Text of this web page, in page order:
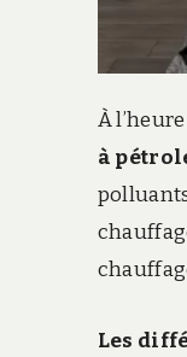
À
à
Les